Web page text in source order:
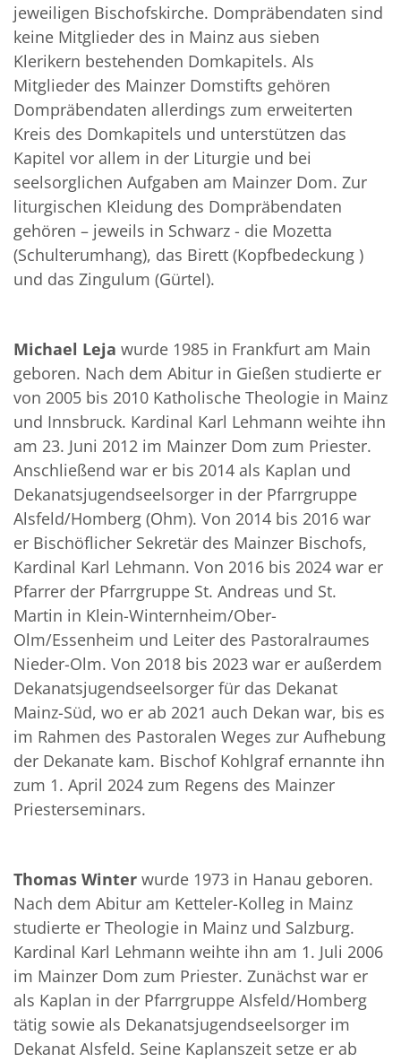
jeweiligen Bischofskirche. Dompräbendaten sind
keine Mitglieder des in Mainz aus sieben
Klerikern bestehenden Domkapitels. Als
Mitglieder des Mainzer Domstifts gehören
Dompräbendaten allerdings zum erweiterten
Kreis des Domkapitels und unterstützen das
Kapitel vor allem in der Liturgie und bei
seelsorglichen Aufgaben am Mainzer Dom. Zur
liturgischen Kleidung des Dompräbendaten
gehören – jeweils in Schwarz - die Mozetta
(Schulterumhang), das Birett (Kopfbedeckung )
und das Zingulum (Gürtel).
Michael Leja wurde 1985 in Frankfurt am Main
geboren. Nach dem Abitur in Gießen studierte er
von 2005 bis 2010 Katholische Theologie in Mainz
und Innsbruck. Kardinal Karl Lehmann weihte ihn
am 23. Juni 2012 im Mainzer Dom zum Priester.
Anschließend war er bis 2014 als Kaplan und
Dekanatsjugendseelsorger in der Pfarrgruppe
Alsfeld/Homberg (Ohm). Von 2014 bis 2016 war
er Bischöflicher Sekretär des Mainzer Bischofs,
Kardinal Karl Lehmann. Von 2016 bis 2024 war er
Pfarrer der Pfarrgruppe St. Andreas und St.
Martin in Klein-Winternheim/Ober-
Olm/Essenheim und Leiter des Pastoralraumes
Nieder-Olm. Von 2018 bis 2023 war er außerdem
Dekanatsjugendseelsorger für das Dekanat
Mainz-Süd, wo er ab 2021 auch Dekan war, bis es
im Rahmen des Pastoralen Weges zur Aufhebung
der Dekanate kam. Bischof Kohlgraf ernannte ihn
zum 1. April 2024 zum Regens des Mainzer
Priesterseminars.
Thomas Winter wurde 1973 in Hanau geboren.
Nach dem Abitur am Ketteler-Kolleg in Mainz
studierte er Theologie in Mainz und Salzburg.
Kardinal Karl Lehmann weihte ihn am 1. Juli 2006
im Mainzer Dom zum Priester. Zunächst war er
als Kaplan in der Pfarrgruppe Alsfeld/Homberg
tätig sowie als Dekanatsjugendseelsorger im
Dekanat Alsfeld. Seine Kaplanszeit setze er ab